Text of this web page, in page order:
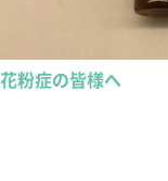
花粉症の皆様へ